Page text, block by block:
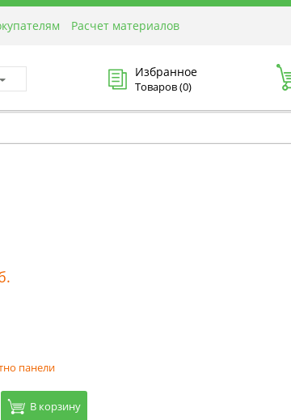
Расчет материалов
Избранное
Товаров (0)
панели
В корзину